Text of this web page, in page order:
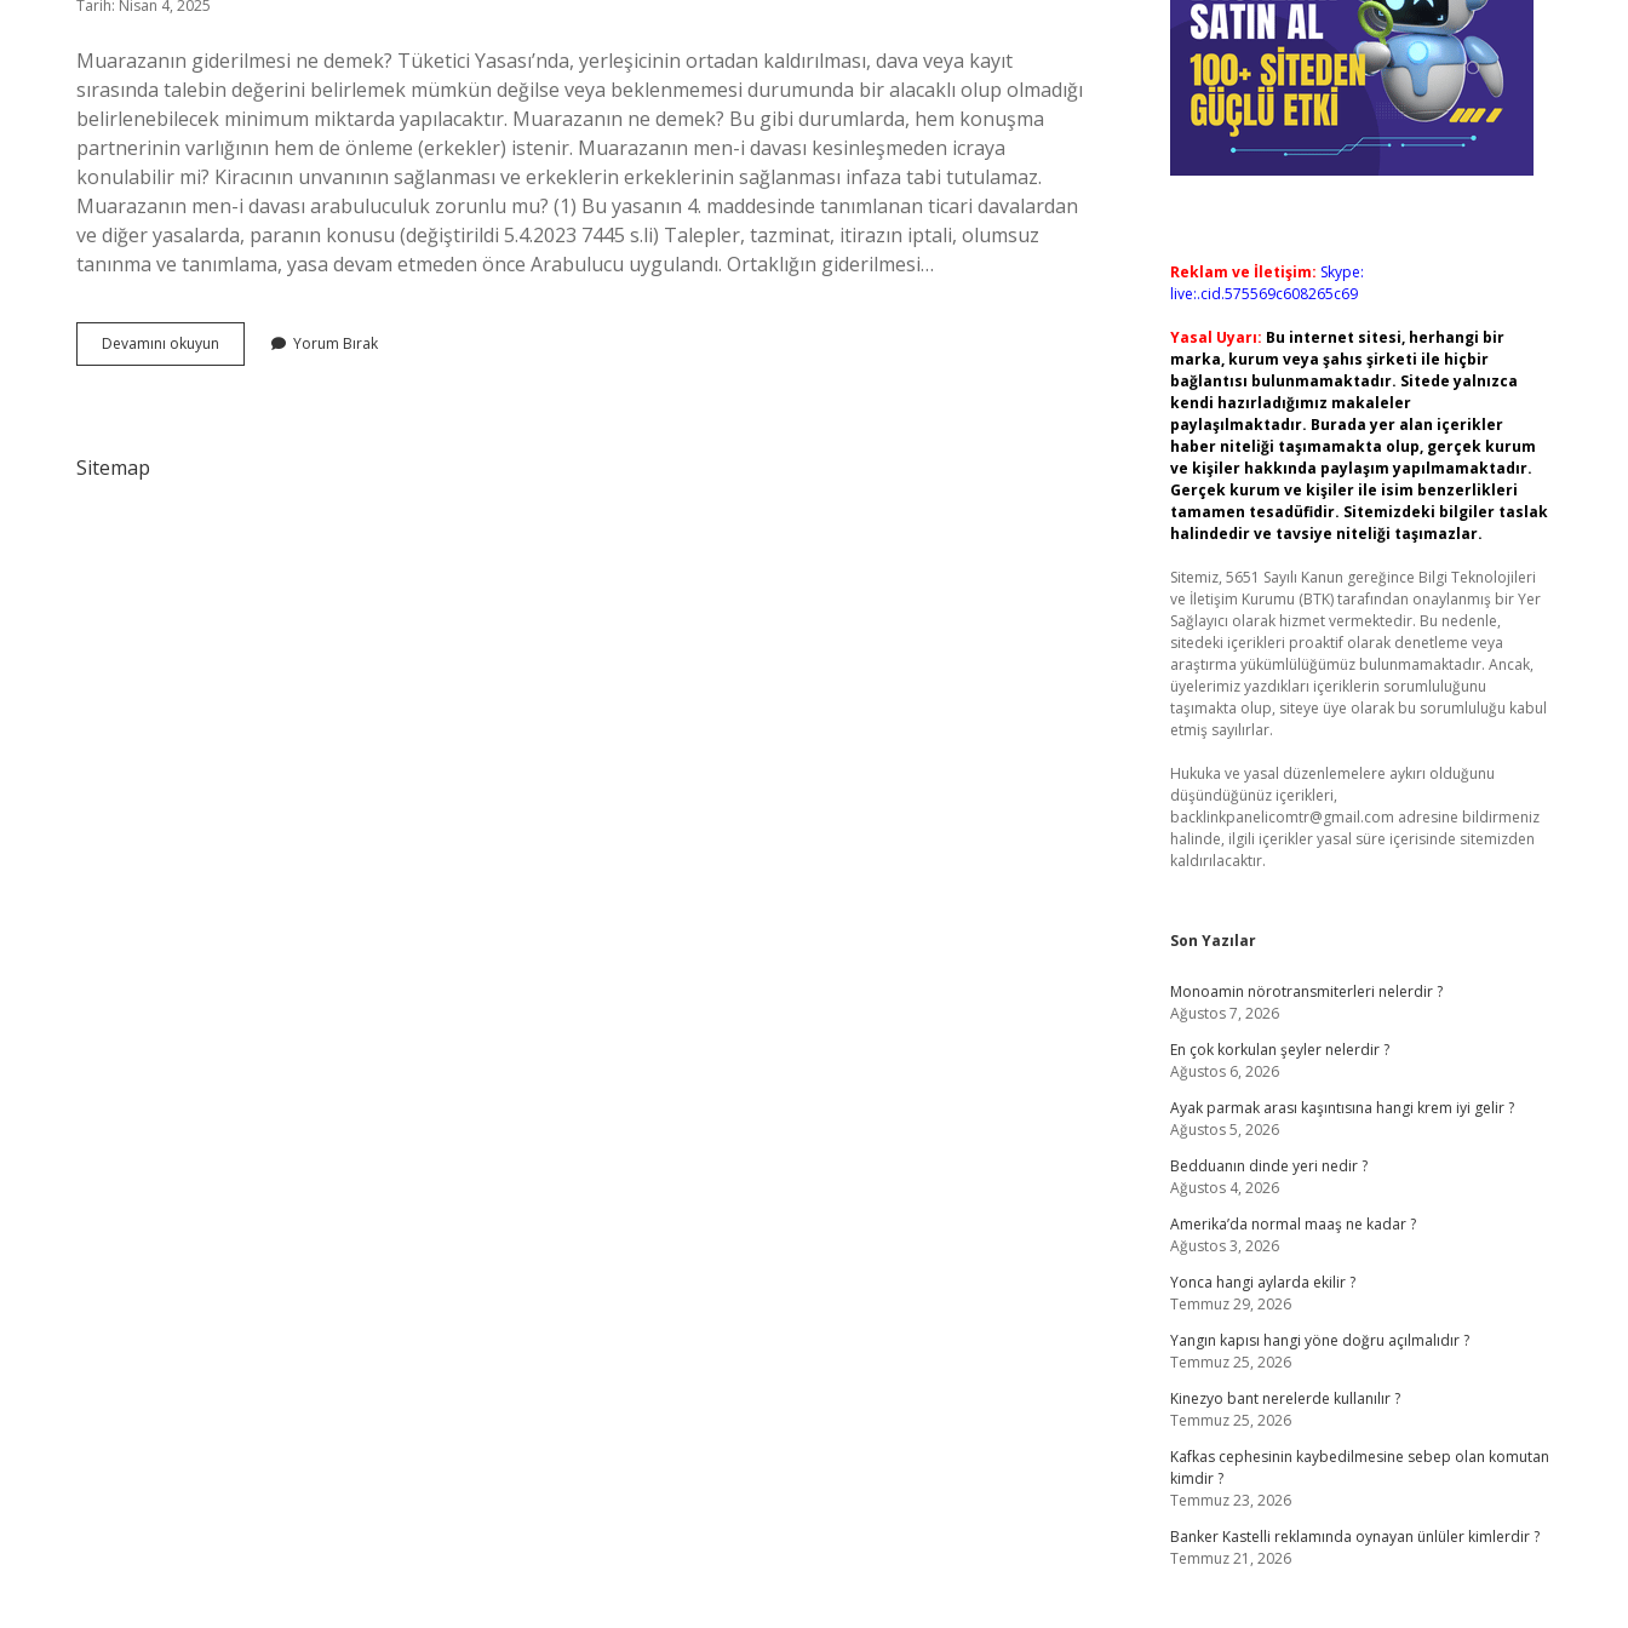
Tarih: Nisan 4, 2025
Muarazanın giderilmesi ne demek? Tüketici Yasası’nda, yerleşicinin ortadan kaldırılması, dava veya kayıt
sırasında talebin değerini belirlemek mümkün değilse veya beklenmemesi durumunda bir alacaklı olup olmadığı
belirlenebilecek minimum miktarda yapılacaktır. Muarazanın ne demek? Bu gibi durumlarda, hem konuşma
partnerinin varlığının hem de önleme (erkekler) istenir. Muarazanın men-i davası kesinleşmeden icraya
konulabilir mi? Kiracının unvanının sağlanması ve erkeklerin erkeklerinin sağlanması infaza tabi tutulamaz.
Muarazanın men-i davası arabuluculuk zorunlu mu? (1) Bu yasanın 4. maddesinde tanımlanan ticari davalardan
ve diğer yasalarda, paranın konusu (değiştirildi 5.4.2023 7445 s.li) Talepler, tazminat, itirazın iptali, olumsuz
tanınma ve tanımlama, yasa devam etmeden önce Arabulucu uygulandı. Ortaklığın giderilmesi…
Devamını okuyun Muarazanın
Giderilmesi
Yorum Bırak
Sitemap
Reklam ve İletişim: Skype:
live:.cid.575569c608265c69
Yasal Uyarı: Bu internet sitesi, herhangi bir
marka, kurum veya şahıs şirketi ile hiçbir
bağlantısı bulunmamaktadır. Sitede yalnızca
kendi hazırladığımız makaleler
paylaşılmaktadır. Burada yer alan içerikler
haber niteliği taşımamakta olup, gerçek kurum
ve kişiler hakkında paylaşım yapılmamaktadır.
Gerçek kurum ve kişiler ile isim benzerlikleri
tamamen tesadüfidir. Sitemizdeki bilgiler taslak
halindedir ve tavsiye niteliği taşımazlar.
Sitemiz, 5651 Sayılı Kanun gereğince Bilgi Teknolojileri
ve İletişim Kurumu (BTK) tarafından onaylanmış bir Yer
Sağlayıcı olarak hizmet vermektedir. Bu nedenle,
sitedeki içerikleri proaktif olarak denetleme veya
araştırma yükümlülüğümüz bulunmamaktadır. Ancak,
üyelerimiz yazdıkları içeriklerin sorumluluğunu
taşımakta olup, siteye üye olarak bu sorumluluğu kabul
etmiş sayılırlar.
Hukuka ve yasal düzenlemelere aykırı olduğunu
düşündüğünüz içerikleri,
backlinkpanelicomtr@gmail.com adresine bildirmeniz
halinde, ilgili içerikler yasal süre içerisinde sitemizden
kaldırılacaktır.
Son Yazılar
Monoamin nörotransmiterleri nelerdir ?
Ağustos 7, 2026
En çok korkulan şeyler nelerdir ?
Ağustos 6, 2026
Ayak parmak arası kaşıntısına hangi krem iyi gelir ?
Ağustos 5, 2026
Bedduanın dinde yeri nedir ?
Ağustos 4, 2026
Amerika’da normal maaş ne kadar ?
Ağustos 3, 2026
Yonca hangi aylarda ekilir ?
Temmuz 29, 2026
Yangın kapısı hangi yöne doğru açılmalıdır ?
Temmuz 25, 2026
Kinezyo bant nerelerde kullanılır ?
Temmuz 25, 2026
Kafkas cephesinin kaybedilmesine sebep olan komutan
kimdir ?
Temmuz 23, 2026
Banker Kastelli reklamında oynayan ünlüler kimlerdir ?
Temmuz 21, 2026